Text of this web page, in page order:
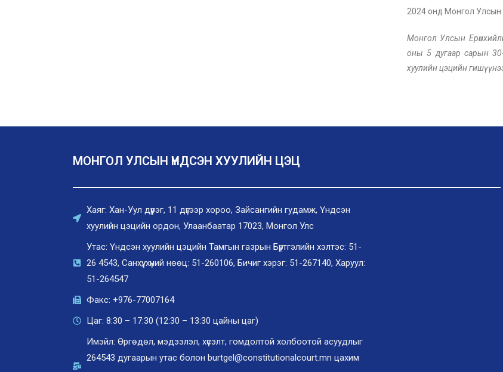
2024 онд Монгол Улсын
Монгол Улсын
оны 5 дугаар сарын
хуулийн цэцийн
МОНГОЛ УЛСЫН ҮНДСЭН ХУУЛИЙН ЦЭЦ
Хаяг: Хан-Уул дүүрэг, 11 дүгээр хороо, Зайсангийн гудамж, Үндсэн
хуулийн цэцийн ордон, Улаанбаатар 17023, Монгол Улс
Утас: Үндсэн хуулийн цэцийн Тамгын газрын Бүртгэлийн хэлтэс: 51-
26 4543, Санхүү, хүний нөөц: 51-260106, Бичиг хэрэг: 51-267140, Харуул:
51-264547
Факс: +976-77007164
Цаг: 8:30 – 17:30 (12:30 – 13:30 цайны цаг)
Имэйл: Өргөдөл, мэдээлэл, хүсэлт, гомдолтой холбоотой асуудлыг
264543 дугаарын утас болон burtgel@constitutionalcourt.mn цахим